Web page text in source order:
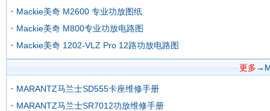
Mackie美奇 M2600 专业功放图纸
Mackie美奇 M800专业功放电路图
Mackie美奇 1202-VLZ Pro 12路功放电路图
更多
MARANTZ马兰士SD555卡座维修手册
MARANTZ马兰士SR7012功放维修手册